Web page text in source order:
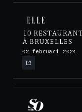
10
À BRUXELLES
02 februari 2024